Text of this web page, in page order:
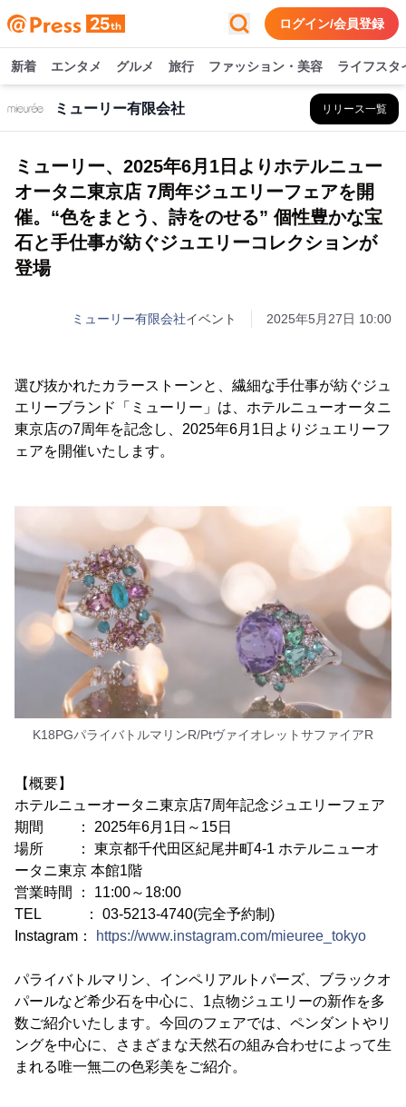
ログイン/会員登録
新着 エンタメ グルメ 旅行 ファッション・美容 ライフスタ
ミューリー有限会社 リリース一覧
ミューリー、2025年6月1日よりホテルニュー
オータニ東京店 7周年ジュエリーフェアを開
催。“色をまとう、詩をのせる” 個性豊かな宝
石と手仕事が紡ぐジュエリーコレクションが
登場
ミューリー有限会社イベント 2025年5月27日 10:00
選び抜かれたカラーストーンと、繊細な手仕事が紡ぐジュ
エリーブランド「ミューリー」は、ホテルニューオータニ
東京店の7周年を記念し、2025年6月1日よりジュエリーフ
ェアを開催いたします。
K18PGパライバトルマリンR/PtヴァイオレットサファイアR
【概要】
ホテルニューオータニ東京店7周年記念ジュエリーフェア
期間 ： 2025年6月1日～15日
場所 ： 東京都千代田区紀尾井町4-1 ホテルニューオ
ータニ東京 本館1階
営業時間 ： 11:00～18:00
TEL ： 03-5213-4740(完全予約制)
Instagram：
https://www.instagram.com/mieuree_tokyo
パライバトルマリン、インペリアルトパーズ、ブラックオ
パールなど希少石を中心に、1点物ジュエリーの新作を多
数ご紹介いたします。今回のフェアでは、ペンダントやリ
ングを中心に、さまざまな天然石の組み合わせによって生
まれる唯一無二の色彩美をご紹介。